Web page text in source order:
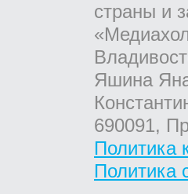
страны и
Яшина
690091,
Политика
Политика